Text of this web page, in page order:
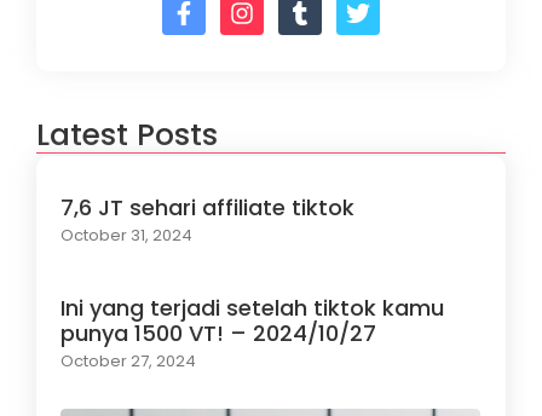
Latest Posts
7,6 JT sehari affiliate tiktok
October 31, 2024
Ini yang terjadi setelah tiktok kamu
punya 1500 VT! – 2024/10/27
October 27, 2024